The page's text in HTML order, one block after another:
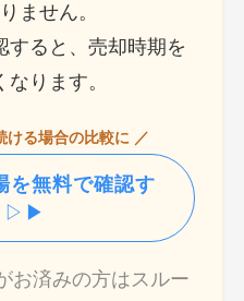
ません。
すると、売却時期を
ります。
ける場合の比較に ／
を無料で確認す
▷▶
お済みの方はスルー